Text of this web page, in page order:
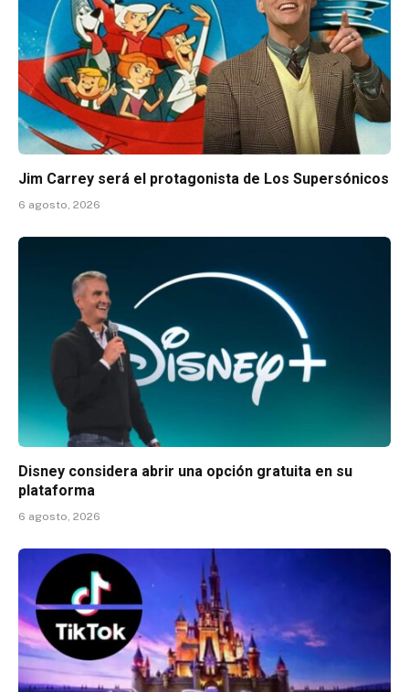
Jim Carrey será el protagonista de Los Supersónicos
6 agosto, 2026
Disney considera abrir una opción gratuita en su
plataforma
6 agosto, 2026